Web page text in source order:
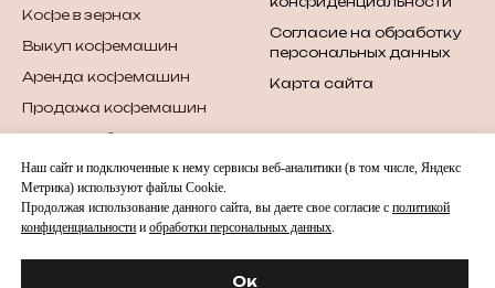
Кофе в зернах
Выкуп кофемашин
Аренда кофемашин
Продажа кофемашин
Продажа б/у
Запчасти для
кофемашин
Обслуживание и ремонт
вендинговых аппаратов
Согласие на обработку
персональных данных
Карта сайта
Наш сайт и подключенные к нему сервисы веб-аналитики (в том числе, Яндекс
Метрика) используют файлы Cookie.
Продолжая использование данного сайта, вы даете свое согласие с политикой
конфиденциальности и обработки персональных данных.
Ок